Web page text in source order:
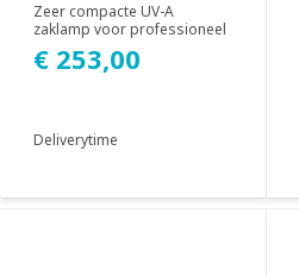
Zeer compacte UV-A
zaklamp voor professioneel
gebruik, voorzien van 1 x 5
watt UV-A 365 nm...
€ 253,00
Deliverytime